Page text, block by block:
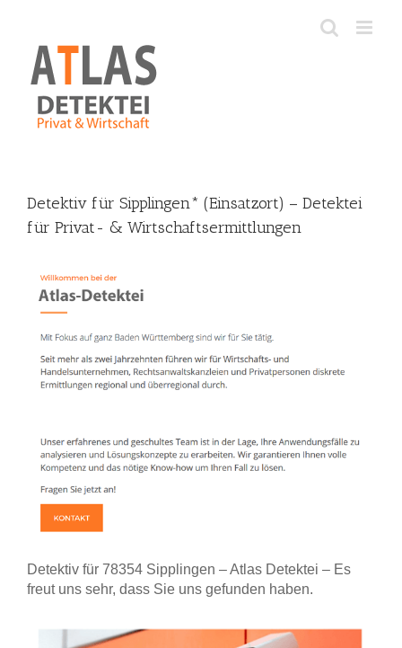
content
Detektiv für Sipplingen* (Einsatzort) – Detektei
für Privat- & Wirtschaftsermittlungen
Detektiv für 78354 Sipplingen – Atlas Detektei – Es
freut uns sehr, dass Sie uns gefunden haben.